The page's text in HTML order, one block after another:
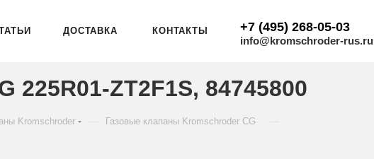
ДОСТАВКА КОНТАКТЫ +7 (495) 268-05-03
info@kromschroder-rus.ru
225R01-ZT2F1S, 84745800
Kromschroder Газовые клапаны Kromschroder CG